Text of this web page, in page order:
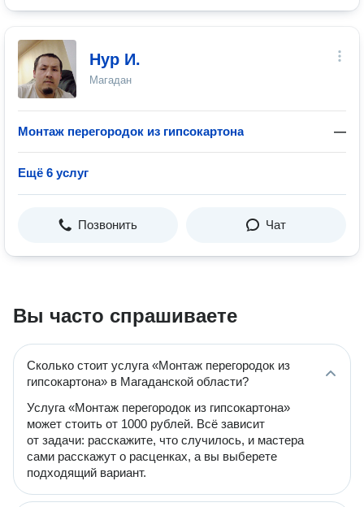
Нур И.
Магадан
Монтаж перегородок из гипсокартона —
Ещё 6 услуг
Позвонить Чат
Вы часто спрашиваете
Сколько стоит услуга «Монтаж перегородок из
гипсокартона» в Магаданской области?
Услуга «Монтаж перегородок из гипсокартона»
может стоить от 1000 рублей. Всё зависит
от задачи: расскажите, что случилось, и мастера
сами расскажут о расценках, а вы выберете
подходящий вариант.